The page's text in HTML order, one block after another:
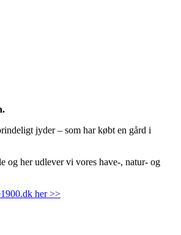
jyder – som har købt en gård i
og her udlever vi vores have-, natur- og
her >>